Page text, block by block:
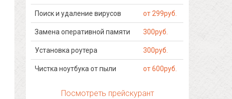
Поиск и удаление вирусов от 299руб.
Замена оперативной памяти 300руб.
Установка роутера 300руб.
Чистка ноутбука от пыли от 600руб.
Посмотреть прейскурант